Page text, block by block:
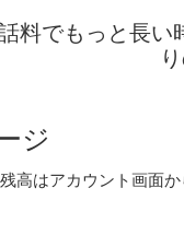
料でもっと長
ジ
高はアカウント画面